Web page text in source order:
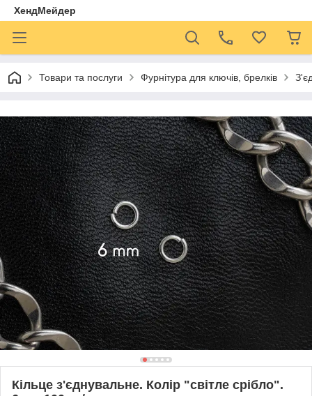
ХендМейдер
Товари та послуги Фурнітура для ключів, брелків
Кільце з'єднувальне. Колір "світле срібло".